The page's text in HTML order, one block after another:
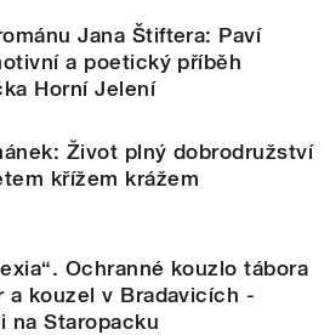
Jana Štiftera: Paví
a poetický příběh
Horní Jelení
Život plný dobrodružství
křížem krážem
Ochranné kouzlo tábora
a kouzel v Bradavicích -
na Staropacku